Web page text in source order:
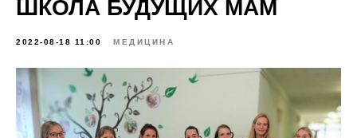
ШКОЛА БУДУЩИХ МАМ
2022-08-18 11:00 МЕДИЦИНА